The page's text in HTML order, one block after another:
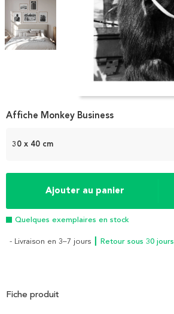
1
30 x 40 cm
Ajouter au panier
Quelques exemplaires en stock
- Livraison en 3–7 jours ┃ Retour sous 30 jours
Affiche Monkey Business
Fiche produit